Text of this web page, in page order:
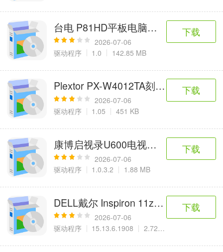
台电 P81HD平板电脑固件
2026-07-06
驱动程序
1.0 142.85 MB
下载
Plextor PX-W4012TA刻录机Firmware
2026-07-06
驱动程序
1.05 451 KB
下载
康博启视录U600电视盒最新驱动
2026-07-06
驱动程序
1.0.3.2 1.88 MB
下载
DELL戴尔 Inspiron 11z系列笔记本 显
2026-07-06
驱动程序
15.13.6.1908 2.72 MB
下载